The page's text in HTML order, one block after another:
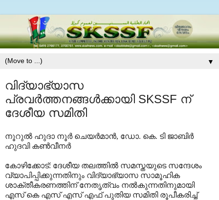
▼
വിദ്യാഭ്യാസ
പ്രവർത്തനങ്ങൾക്കായി SKSSF ന്
ദേശീയ സമിതി
നൂറുൽ ഹുദാ നൂർ ചെയർമാൻ, ഡോ. കെ. ടി ജാബിർ
ഹുദവി കൺവീനർ
കോഴിക്കോട്: ദേശീയ തലത്തിൽ സമസ്തയുടെ സന്ദേശം
വ്യാപിപ്പിക്കുന്നതിനും വിദ്യാഭ്യാസ സാമൂഹിക
ശാക്തീകരണത്തിന് നേതൃത്വം നൽകുന്നതിനുമായി
എസ് കെ എസ് എസ് എഫ് പുതിയ സമിതി രൂപീകരിച്ച്